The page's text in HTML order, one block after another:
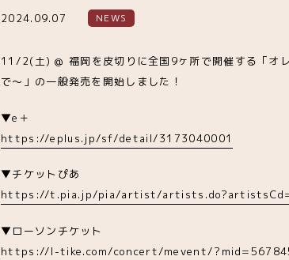
2024.09.07 NEWS
11/2(土) @ 福岡を皮切りに全国9ヶ所で開催する「オ
で～」の一般発売を開始しました！
▼e＋
https://eplus.jp/sf/detail/3173040001
▼チケットぴあ
https://t.pia.jp/pia/artist/
▼ローソンチケット
https://l-tike.com/concert/mevent/